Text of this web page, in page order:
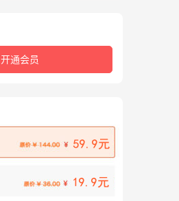
开通会员